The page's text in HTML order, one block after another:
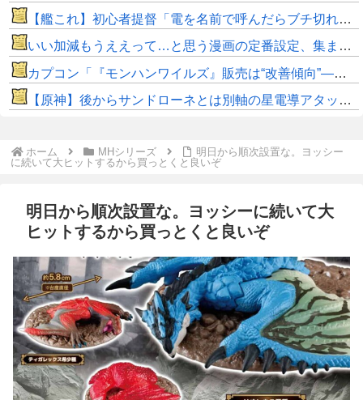
【艦これ】初心者提督「電を名前で呼んだらブチ切れた」【SS】
いい加減もうええって…と思う漫画の定番設定、集まるスレ→
カプコン「『モンハンワイルズ』販売は“改善傾向”―中長期でワールド超え目指す」
【原神】後からサンドローネとは別軸の星電導アタッカー来そう。
ホーム MHシリーズ
明日から順次設置な。ヨッシー
に続いて大ヒットするから買っとくと良いぞ
明日から順次設置な。ヨッシーに続いて大
ヒットするから買っとくと良いぞ